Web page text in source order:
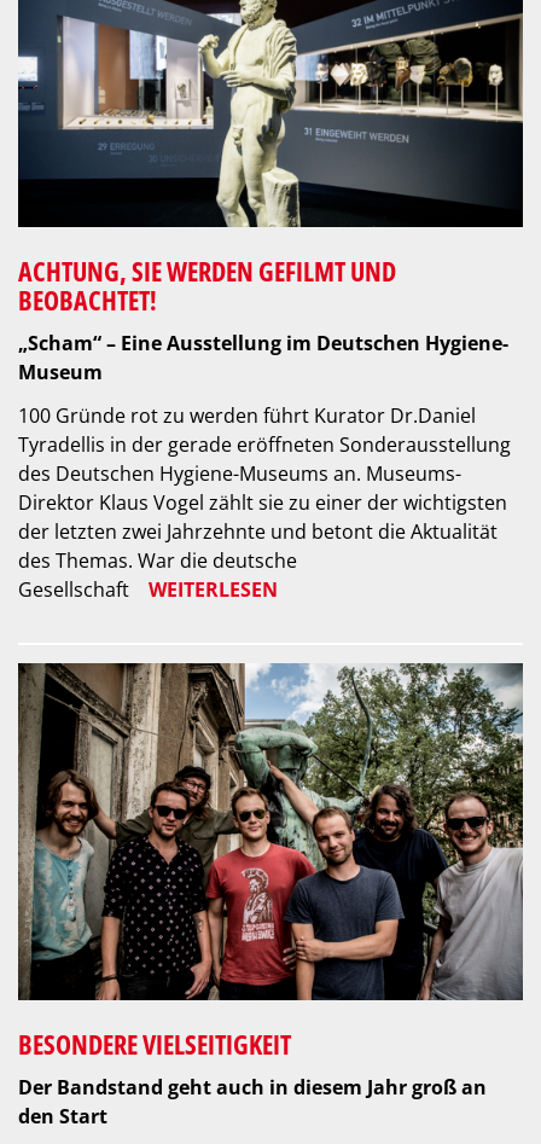
ACHTUNG, SIE WERDEN GEFILMT UND
BEOBACHTET!
„Scham“ – Eine Ausstellung im Deutschen Hygiene-
Museum
100 Gründe rot zu werden führt Kurator Dr.Daniel
Tyradellis in der gerade eröffneten Sonderausstellung
des Deutschen Hygiene-Museums an. Museums-
Direktor Klaus Vogel zählt sie zu einer der wichtigsten
der letzten zwei Jahrzehnte und betont die Aktualität
des Themas. War die deutsche
Gesellschaft
WEITERLESEN
BESONDERE VIELSEITIGKEIT
Der Bandstand geht auch in diesem Jahr groß an
den Start